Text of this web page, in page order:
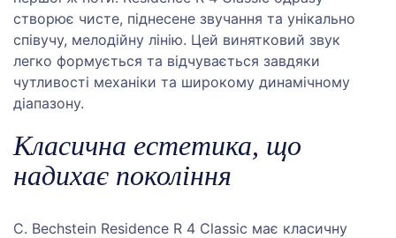
створює чисте, піднесене звучання та унікально
співучу, мелодійну лінію. Цей винятковий звук
легко формується та відчувається завдяки
чутливості механіки та широкому динамічному
діапазону.
Класична естетика, що
надихає покоління
C. Bechstein Residence R 4 Classic має класичну